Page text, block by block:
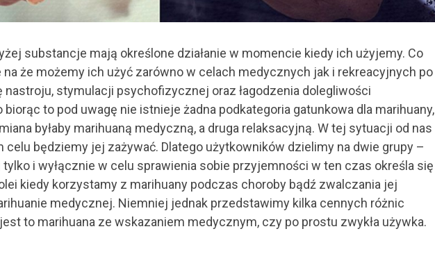
substancje mają określone działanie w momencie kiedy ich użyjemy. Co
że możemy ich użyć zarówno w celach medycznych jak i rekreacyjnych po
nastroju, stymulacji psychofizycznej oraz łagodzenia dolegliwości
to pod uwagę nie istnieje żadna podkategoria gatunkowa dla marihuany,
byłaby marihuaną medyczną, a druga relaksacyjną. W tej sytuacji od nas
celu będziemy jej zażywać. Dlatego użytkowników dzielimy na dwie grupy –
i wyłącznie w celu sprawienia sobie przyjemności w ten czas określa się
kiedy korzystamy z marihuany podczas choroby bądź zwalczania jej
medycznej. Niemniej jednak przedstawimy kilka cennych różnic
to marihuana ze wskazaniem medycznym, czy po prostu zwykła używka.